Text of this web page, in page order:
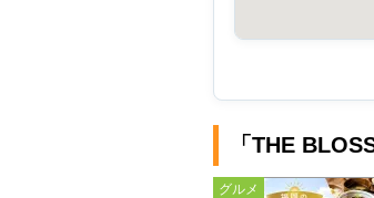
「THE
グルメ